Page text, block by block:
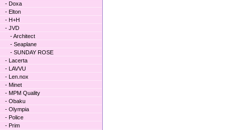
- Doxa
- Elton
- H+H
- JVD
- Architect
- Seaplane
- SUNDAY ROSE
- Lacerta
- LAVVU
- Len.nox
- Minet
- MPM Quality
- Obaku
- Olympia
- Police
- Prim